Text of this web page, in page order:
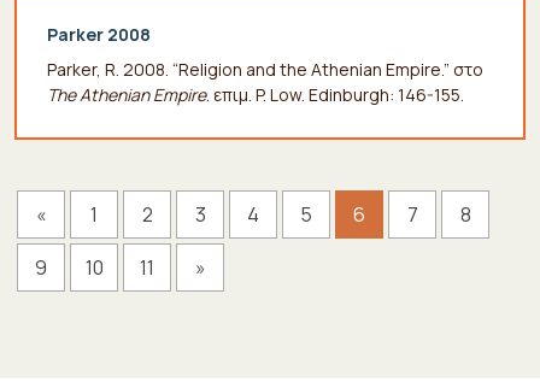
Parker 2008
Parker, R. 2008. “Religion and the Athenian Empire.” στο
The Athenian Empire. επιμ. P. Low. Edinburgh: 146-155.
« 1 2 3 4 5 6 7
8
9
10 11 »